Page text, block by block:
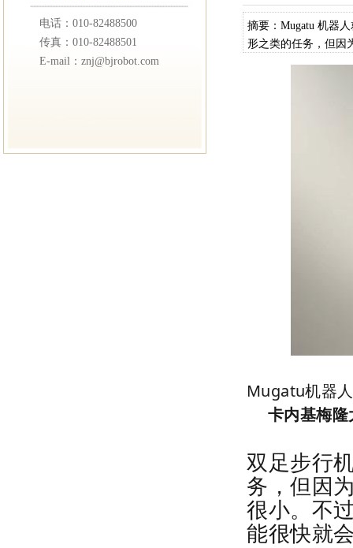
电话：010-82488500
传真：010-82488501
E-mail：znj@bjrobot.com
摘要：Mugatu 机器
形之类的任务，但因
Mugatu机
卡内基梅隆
双足步行
务，但因
很小。不
能很快就